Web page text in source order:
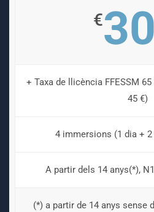
€
+ Taxa de llicència FFESSM
45 €)
4 immersions (1 dia +
A partir dels 14 anys(*),
(*) a partir de 14 anys sense